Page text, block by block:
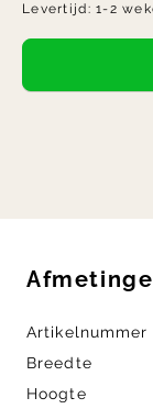
Levertijd:1-2
Artikelnummer
Breedte
Hoogte